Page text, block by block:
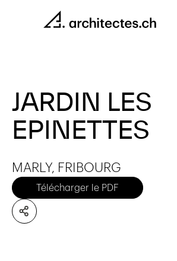
JARDIN LES
EPINETTES
MARLY, FRIBOURG
Télécharger le PDF